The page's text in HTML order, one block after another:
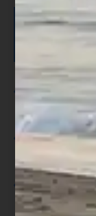
Per
punti;
Utilizza
sconto;
I punti